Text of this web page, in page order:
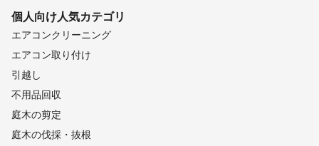
個人向け人気カテゴリ
エアコンクリーニング
エアコン取り付け
引越し
不用品回収
庭木の剪定
庭木の伐採・抜根